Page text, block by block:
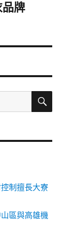
牌
搜
制擅長大寮
區與高雄機